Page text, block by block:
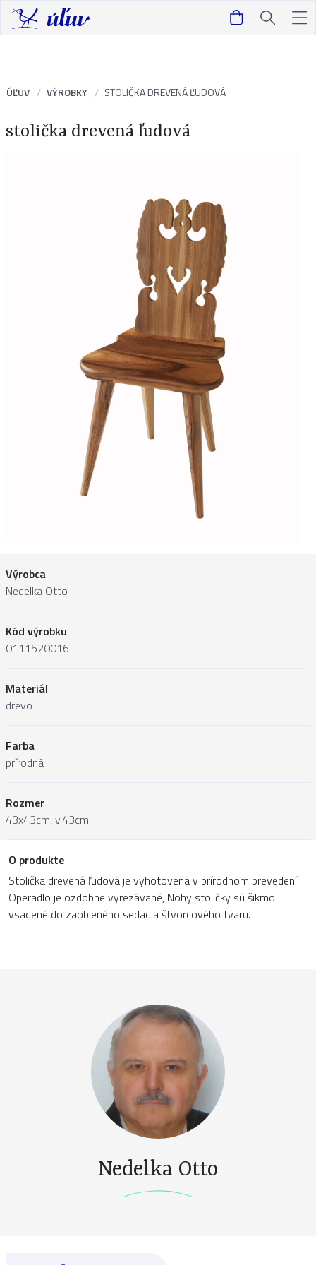
ÚĽUV VÝROBKY STOLIČKA DREVENÁ ĽUDOVÁ
stolička drevená ľudová
Výrobca
Nedelka Otto
Kód výrobku
0111520016
Materiál
drevo
Farba
prírodná
Rozmer
43x43cm, v.43cm
O produkte
Stolička drevená ľudová je vyhotovená v prírodnom prevedení.
Operadlo je ozdobne vyrezávané, Nohy stoličky sú šikmo
vsadené do zaobleného sedadla štvorcového tvaru.
Nedelka Otto